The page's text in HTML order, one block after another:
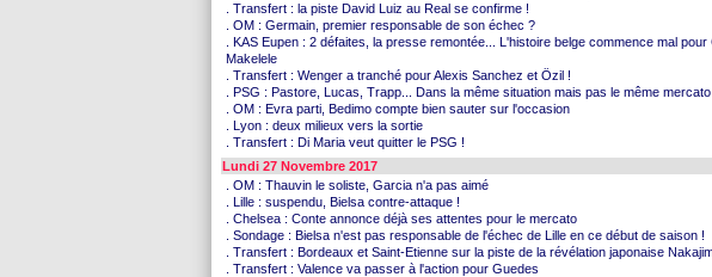
. Transfert : la piste David Luiz au Real se confirme !
. OM : Germain, premier responsable de son échec ?
. KAS Eupen : 2 défaites, la presse remontée... L'histoire belge commence mal pour
Makelele
. Transfert : Wenger a tranché pour Alexis Sanchez et Özil !
. PSG : Pastore, Lucas, Trapp... Dans la même situation mais pas le même
. OM : Evra parti, Bedimo compte bien sauter sur l'occasion
. Lyon : deux milieux vers la sortie
. Transfert : Di Maria veut quitter le PSG !
Lundi 27 Novembre 2017
. OM : Thauvin le soliste, Garcia n'a pas aimé
. Lille : suspendu, Bielsa contre-attaque !
. Chelsea : Conte annonce déjà ses attentes pour le mercato
. Sondage : Bielsa n'est pas responsable de l'échec de Lille en ce début de saison !
. Transfert : Bordeaux et Saint-Etienne sur la piste de la révélation japonaise
. Transfert : Valence va passer à l'action pour Guedes